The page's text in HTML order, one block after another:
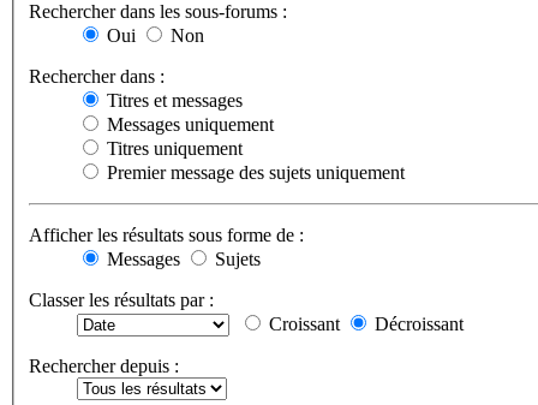
Rechercher dans les sous-forums :
Oui
Non
Rechercher dans :
Titres et messages
Messages uniquement
Titres uniquement
Premier message des sujets uniquement
Afficher les résultats sous forme de :
Messages
Sujets
Classer les résultats par :
Croissant
Décroissant
Rechercher depuis :